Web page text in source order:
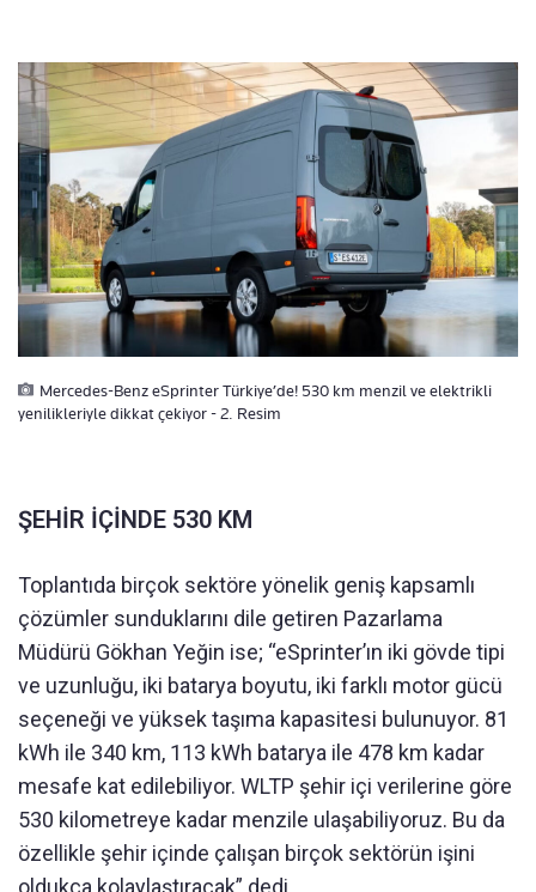
Mercedes-Benz eSprinter Türkiye’de! 530 km menzil ve elektrikli
yenilikleriyle dikkat çekiyor - 2. Resim
ŞEHİR İÇİNDE 530 KM
Toplantıda birçok sektöre yönelik geniş kapsamlı
çözümler sunduklarını dile getiren Pazarlama
Müdürü Gökhan Yeğin ise; “eSprinter’ın iki gövde tipi
ve uzunluğu, iki batarya boyutu, iki farklı motor gücü
seçeneği ve yüksek taşıma kapasitesi bulunuyor. 81
kWh ile 340 km, 113 kWh batarya ile 478 km kadar
mesafe kat edilebiliyor. WLTP şehir içi verilerine göre
530 kilometreye kadar menzile ulaşabiliyoruz. Bu da
özellikle şehir içinde çalışan birçok sektörün işini
oldukça kolaylaştıracak” dedi.